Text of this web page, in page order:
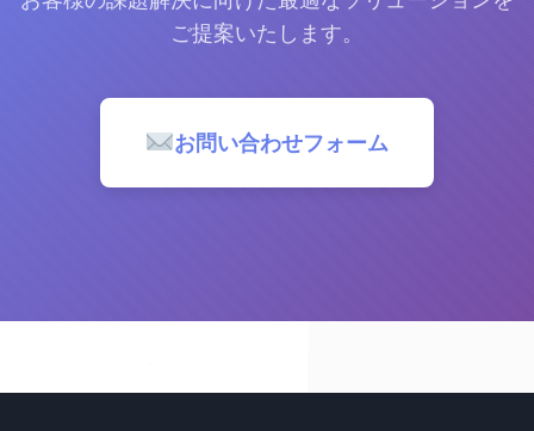
ご提案いたします。
お問い合わせフォーム